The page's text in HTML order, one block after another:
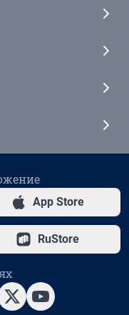
App Store
RuStore